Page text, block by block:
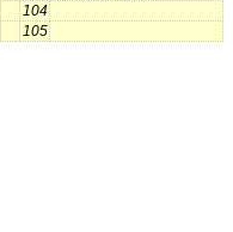
104
105